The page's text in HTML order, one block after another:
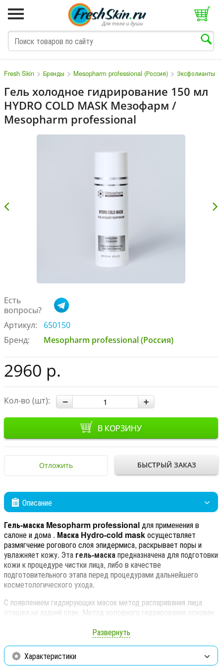
Fresh Skin > Бренды > Mesopharm professional (Россия) > Эксфолианты
Гель холодное гидрирование 150 мл
HYDRO COLD MASK Мезофарм /
Mesopharm professional
Есть
вопросы?
Артикул:
650150
Бренд:
Mesopharm professional (Россия)
2960 р.
Кол-во (шт):
В КОРЗИНУ
Отложить БЫСТРЫЙ ЗАКАЗ
Описание
Гель-маска Mesopharm professionalдля применения в
салоне и дома . Маска Hydro-cold maskосуществляет
размягчение рогового слоя эпидермиса, раскрывает поры и
увлажняет кожу. Эта гель-маскапредназначена для подготовки
кожи к процедуре чистки лица, либо в качестве
подготовительного этапа перед процедурами дальнейшего
косметологического ухода.
С появлением гидрирующих масок метод распаривания лица
отошел на задний план. Метод холодного гидрирования основан
гелей-коллоидов, в том числе геля алоэ вера, которые по
Протеолитические ферменты класса гидролаз и сапонины сока
алоэ разрыхляют ороговевшие клетки, размягчают содержимое
Развернуть
Характеристики
M N O P Q S T V